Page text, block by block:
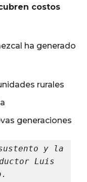
costos
ha generado
rurales
generaciones
sustento y la
Luis